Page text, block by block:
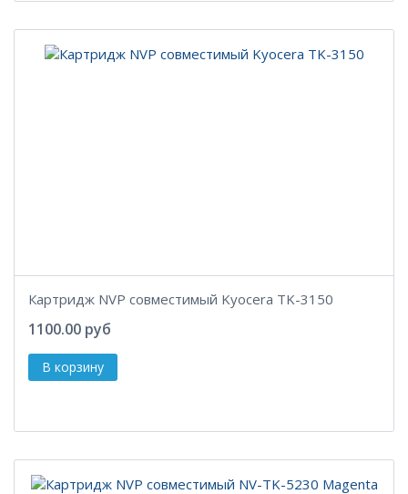
Картридж NVP совместимый Kyocera TK-3150
1100.00 руб